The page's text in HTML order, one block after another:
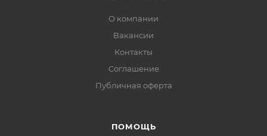
О компании
Вакансии
Контакты
Соглашение
Публичная оферта
ПОМОЩЬ